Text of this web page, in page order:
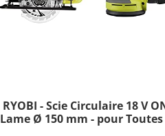
RYOBI - Scie Circulaire 18 V
Lame Ø 150 mm - pour